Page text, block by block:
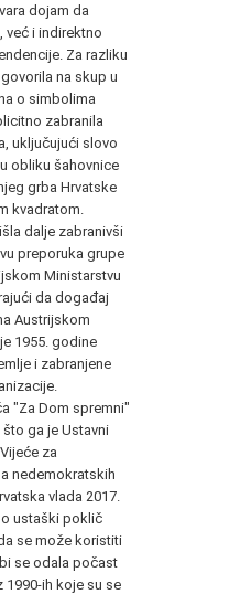
dojam da
već i indirektno
Za razliku
na skup u
o simbolima
zabranila
uključujući slovo
obliku šahovnice
grba Hrvatske
kvadratom.
dalje zabranivši
preporuka grupe
Ministarstvu
da događaj
Austrijskom
1955. godine
i zabranjene
"Za Dom spremni"
ga je Ustavni
za
nedemokratskih
vlada 2017.
ustaški poklič
se može koristiti
se odala počast
ih koje su se